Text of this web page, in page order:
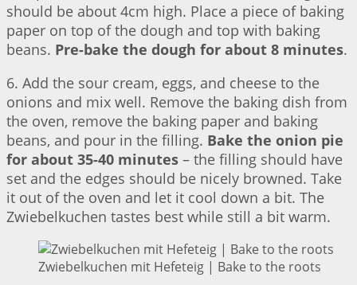
should be about 4cm high. Place a piece of baking
paper on top of the dough and top with baking
beans. Pre-bake the dough for about 8 minutes.
6. Add the sour cream, eggs, and cheese to the
onions and mix well. Remove the baking dish from
the oven, remove the baking paper and baking
beans, and pour in the filling. Bake the onion pie
for about 35-40 minutes – the filling should have
set and the edges should be nicely browned. Take
it out of the oven and let it cool down a bit. The
Zwiebelkuchen tastes best while still a bit warm.
Zwiebelkuchen mit Hefeteig | Bake to the roots